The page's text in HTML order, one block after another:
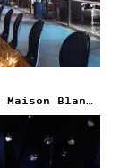
Événement privé au restaurant Maison Blanche